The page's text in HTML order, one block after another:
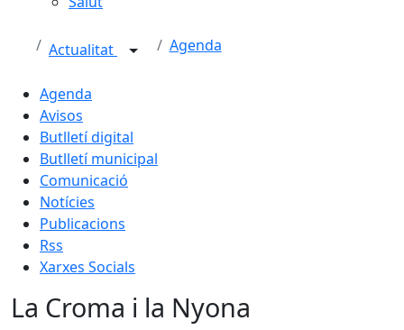
Actualitat Agenda
Agenda
Avisos
Butlletí digital
Butlletí municipal
Comunicació
Notícies
Publicacions
Rss
Xarxes Socials
La Croma i la Nyona